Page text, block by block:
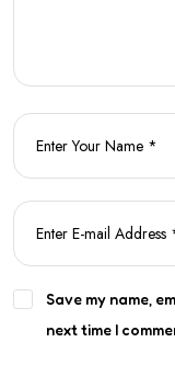
Save my name,
next time I